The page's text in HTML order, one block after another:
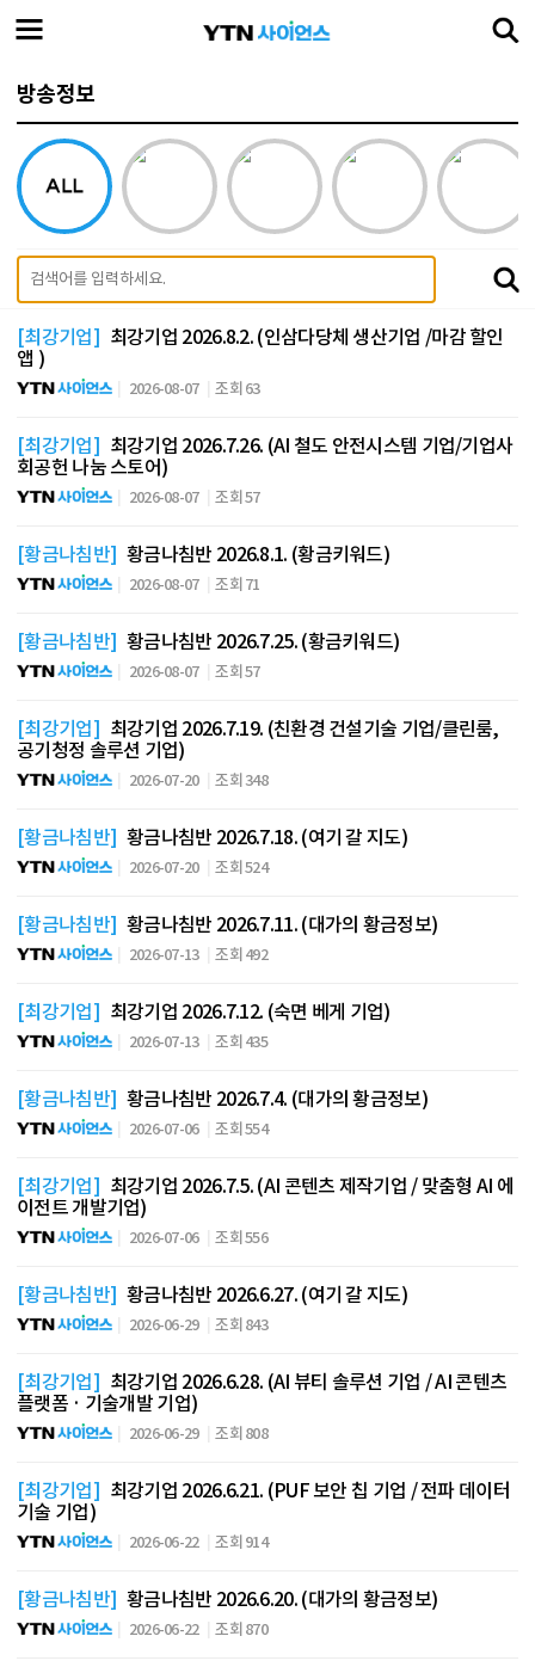
방송정보
[최강기업] 최강기업 2026.8.2. (인삼다당체 생산기업 /마감 할인
앱 )
2026-08-07 조회 63
[최강기업] 최강기업 2026.7.26. (AI 철도 안전시스템 기업/기업사
회공헌 나눔 스토어)
2026-08-07 조회 57
[황금나침반] 황금나침반 2026.8.1. (황금키워드)
2026-08-07 조회 71
[황금나침반] 황금나침반 2026.7.25. (황금키워드)
2026-08-07 조회 57
[최강기업] 최강기업 2026.7.19. (친환경 건설기술 기업/클린룸,
공기청정 솔루션 기업)
2026-07-20 조회 348
[황금나침반] 황금나침반 2026.7.18. (여기 갈 지도)
2026-07-20 조회 524
[황금나침반] 황금나침반 2026.7.11. (대가의 황금정보)
2026-07-13 조회 492
[최강기업] 최강기업 2026.7.12. (숙면 베게 기업)
2026-07-13 조회 435
[황금나침반] 황금나침반 2026.7.4. (대가의 황금정보)
2026-07-06 조회 554
[최강기업] 최강기업 2026.7.5. (AI 콘텐츠 제작기업 / 맞춤형 AI 에
이전트 개발기업)
2026-07-06 조회 556
[황금나침반] 황금나침반 2026.6.27. (여기 갈 지도)
2026-06-29 조회 843
[최강기업] 최강기업 2026.6.28. (AI 뷰티 솔루션 기업 / AI 콘텐츠
플랫폼 · 기술개발 기업)
2026-06-29 조회 808
[최강기업] 최강기업 2026.6.21. (PUF 보안 칩 기업 / 전파 데이터
기술 기업)
2026-06-22 조회 914
[황금나침반] 황금나침반 2026.6.20. (대가의 황금정보)
2026-06-22 조회 870